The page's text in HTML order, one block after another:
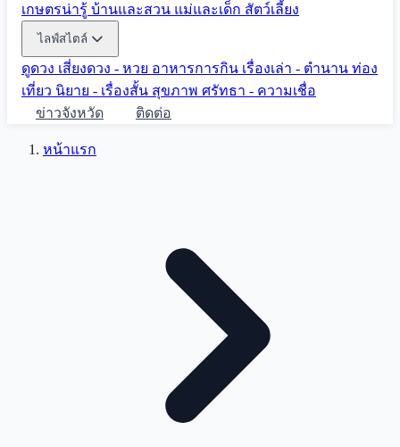
เกษตรน่ารู้ บ้านและสวน แม่และเด็ก สัตว์เลี้ยง
ไลฟ์สไตล์
ดูดวง เสี่ยงดวง - หวย อาหารการกิน เรื่องเล่า - ตำนาน ท่อง
เที่ยว นิยาย - เรื่องสั้น สุขภาพ ศรัทธา - ความเชื่อ
ข่าวจังหวัด
ติดต่อ
หน้าแรก